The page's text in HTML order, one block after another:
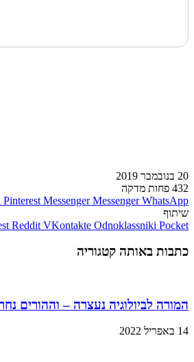
20 בנובמבר 2019
432 פחות מדקה
Pinterest Messenger Messenger WhatsApp
שיתוף
Reddit VKontakte Odnoklassniki Pocket
כתבות באותה קטגוריה
המורה לביולוגיה נעצרה – וההורים
14 באפריל 2022